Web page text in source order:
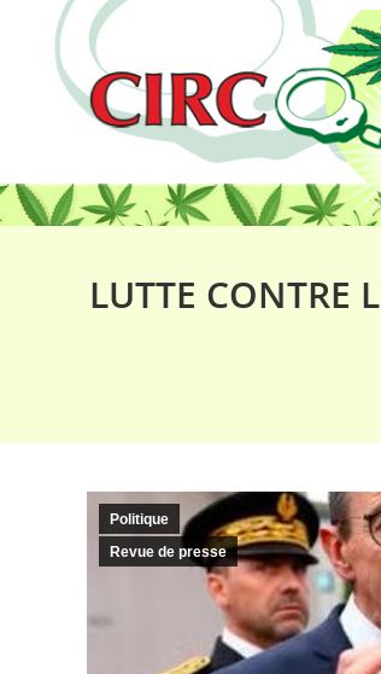
LUTTE CONTRE
Politique
Revue de presse